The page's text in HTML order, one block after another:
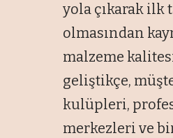
yola çıkarak ilk
olmasından
malzeme
geliştikçe,
kulüpleri,
merkezleri ve